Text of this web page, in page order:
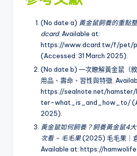
(No date a) 黃金鼠飼養的重點
dcard. Available at:
https://www.dcard.tw/f/pet/
(Accessed: 31 March 2025).
(No date b) 一次瞭解黃金鼠（
用品、壽命、習性與特徵.
https://sealnote.net/hamster/
ter-what_is_and_how_to/
2025).
黃金鼠如何飼養？飼養黃金鼠4
次看 – 毛毛果(2025) 毛毛果｜
Available at: https://